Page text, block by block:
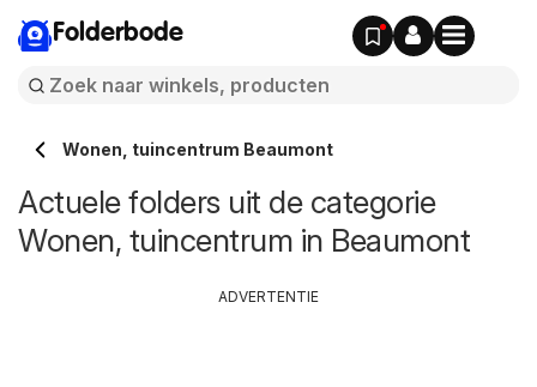
Folderbode
Wonen, tuincentrum Beaumont
Actuele folders uit de categorie
Wonen, tuincentrum in Beaumont
ADVERTENTIE